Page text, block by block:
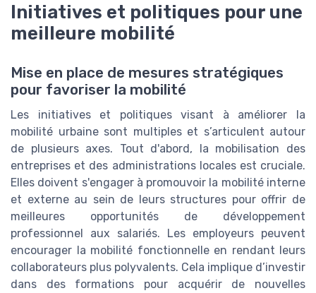
Initiatives et politiques pour une
meilleure mobilité
Mise en place de mesures stratégiques
pour favoriser la mobilité
Les initiatives et politiques visant à améliorer la
mobilité urbaine sont multiples et s’articulent autour
de plusieurs axes. Tout d'abord, la mobilisation des
entreprises et des administrations locales est cruciale.
Elles doivent s'engager à promouvoir la mobilité interne
et externe au sein de leurs structures pour offrir de
meilleures opportunités de développement
professionnel aux salariés. Les employeurs peuvent
encourager la mobilité fonctionnelle en rendant leurs
collaborateurs plus polyvalents. Cela implique d’investir
dans des formations pour acquérir de nouvelles